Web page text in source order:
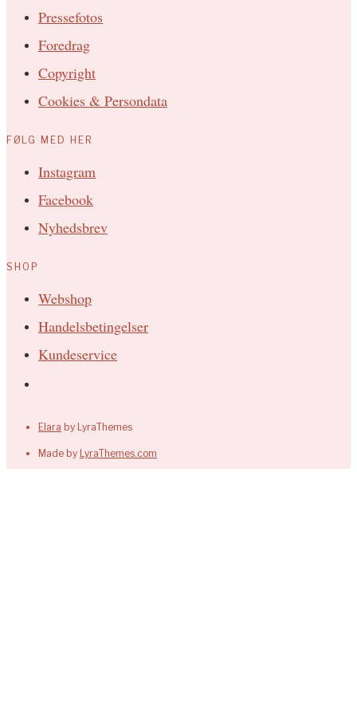
Pressefotos
Foredrag
Copyright
Cookies & Persondata
FØLG MED HER
Instagram
Facebook
Nyhedsbrev
SHOP
Webshop
Handelsbetingelser
Kundeservice
Elara by LyraThemes
Made by LyraThemes.com